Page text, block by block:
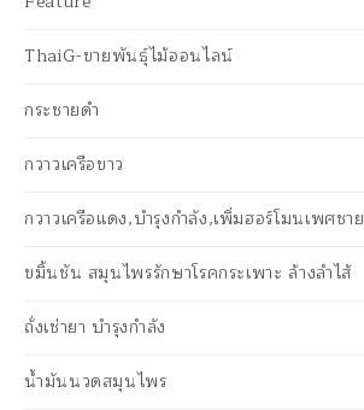
ThaiG-ขายพันธุ์ไม้ออนไลน์
กระชายดำ
กวาวเครือขาว
กวาวเครือแดง,บำรุงกำลัง,เพิ่มฮอร์โมนเพศชาย
ขมิ้นชัน สมุนไพรรักษาโรคกระเพาะ ล้างลำไส้
ถั่งเช่ายา บำรุงกำลัง
น้ำมันนวดสมุนไพร